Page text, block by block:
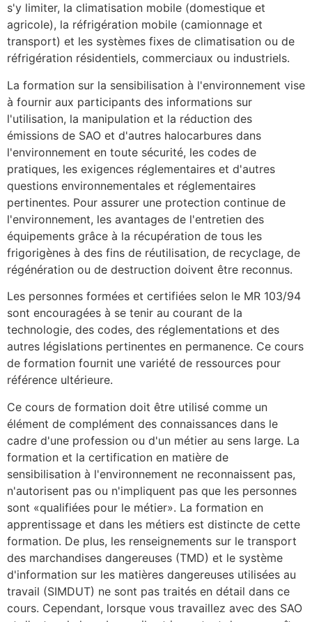
s'y limiter, la climatisation mobile (domestique et
agricole), la réfrigération mobile (camionnage et
transport) et les systèmes fixes de climatisation ou de
réfrigération résidentiels, commerciaux ou industriels.
La formation sur la sensibilisation à l'environnement vise
à fournir aux participants des informations sur
l'utilisation, la manipulation et la réduction des
émissions de SAO et d'autres halocarbures dans
l'environnement en toute sécurité, les codes de
pratiques, les exigences réglementaires et d'autres
questions environnementales et réglementaires
pertinentes. Pour assurer une protection continue de
l'environnement, les avantages de l'entretien des
équipements grâce à la récupération de tous les
frigorigènes à des fins de réutilisation, de recyclage, de
régénération ou de destruction doivent être reconnus.
Les personnes formées et certifiées selon le MR 103/94
sont encouragées à se tenir au courant de la
technologie, des codes, des réglementations et des
autres législations pertinentes en permanence. Ce cours
de formation fournit une variété de ressources pour
référence ultérieure.
Ce cours de formation doit être utilisé comme un
élément de complément des connaissances dans le
cadre d'une profession ou d'un métier au sens large. La
formation et la certification en matière de
sensibilisation à l'environnement ne reconnaissent pas,
n'autorisent pas ou n'impliquent pas que les personnes
sont «qualifiées pour le métier». La formation en
apprentissage et dans les métiers est distincte de cette
formation. De plus, les renseignements sur le transport
des marchandises dangereuses (TMD) et le système
d'information sur les matières dangereuses utilisées au
travail (SIMDUT) ne sont pas traités en détail dans ce
cours. Cependant, lorsque vous travaillez avec des SAO